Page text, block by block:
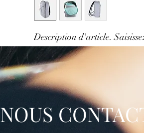
Description d'article.
taille, matière et autres
NOUS